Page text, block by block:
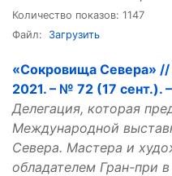
Количество показов: 1147
Файл: Загрузить
«Сокровища Севера» //
2021. – № 72 (17 сент.).
Делегация, которая
Международной
Севера. Мастера и
обладателем Гран-при